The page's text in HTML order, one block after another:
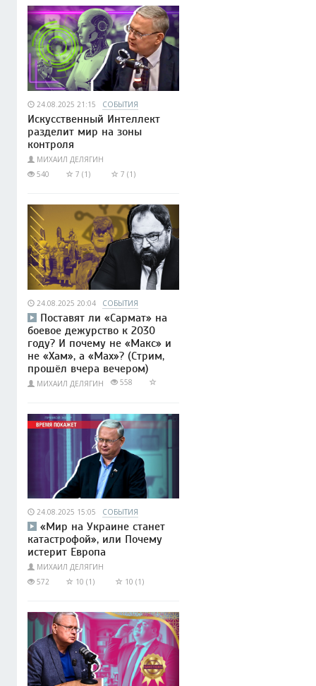
24.08.2025 21:15 СОБЫТИЯ
Искусственный Интеллект
разделит мир на зоны
контроля
МИХАИЛ ДЕЛЯГИН
540
7 (1) 7 (1)
24.08.2025 20:04 СОБЫТИЯ
Поставят ли «Сармат» на
боевое дежурство к 2030
году? И почему не «Макс» и
не «Хам», а «Мах»? (Стрим,
прошёл вчера вечером)
МИХАИЛ ДЕЛЯГИН 558
24.08.2025 15:05 СОБЫТИЯ
«Мир на Украине станет
катастрофой», или Почему
истерит Европа
МИХАИЛ ДЕЛЯГИН
572
10 (1) 10 (1)